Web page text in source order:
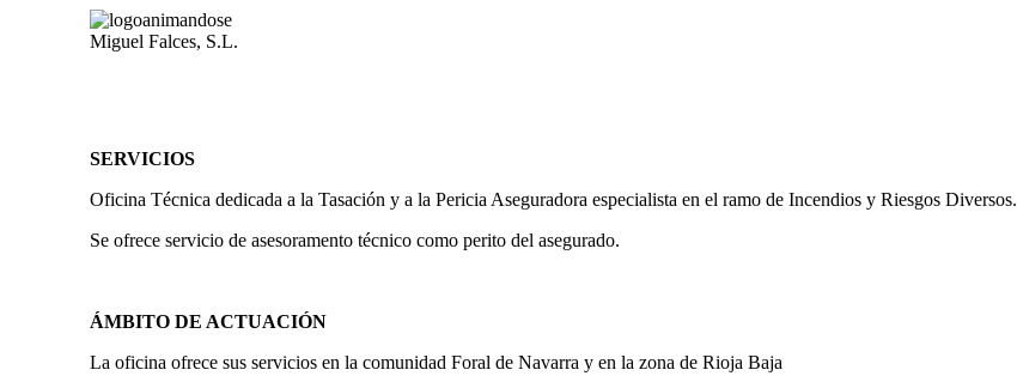
Miguel Falces, S.L.
SERVICIOS
Oficina Técnica dedicada a la Tasación y a la Pericia Aseguradora especialista en el ramo de Incendios y Riesgos Diversos.
Se ofrece servicio de asesoramento técnico como perito del asegurado.
ÁMBITO DE ACTUACIÓN
La oficina ofrece sus servicios en la comunidad Foral de Navarra y en la zona de Rioja Baja